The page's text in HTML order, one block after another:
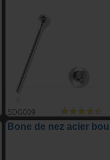
SDG009
Bone de nez acier